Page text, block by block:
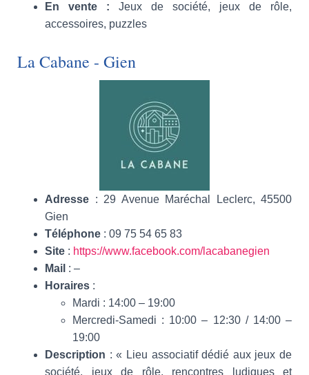
En vente : Jeux de société, jeux de rôle,
accessoires, puzzles
La Cabane - Gien
Adresse : 29 Avenue Maréchal Leclerc, 45500
Gien
Téléphone : 09 75 54 65 83
Site : https://www.facebook.com/lacabanegien
Mail : –
Horaires :
Mardi : 14:00 – 19:00
Mercredi-Samedi : 10:00 – 12:30 / 14:00 –
19:00
Description : « Lieu associatif dédié aux jeux de
société, jeux de rôle, rencontres ludiques et